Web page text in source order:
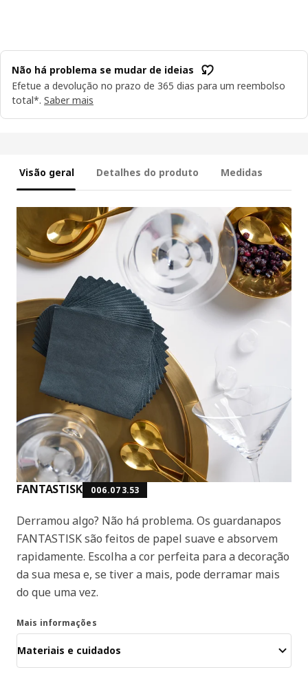
Não há problema se mudar de ideias
Efetue a devolução no prazo de 365 dias para um reembolso
total*. Saber mais
Visão geral Detalhes do produto Medidas
FANTASTISK 006.073.53
Derramou algo? Não há problema. Os guardanapos
FANTASTISK são feitos de papel suave e absorvem
rapidamente. Escolha a cor perfeita para a decoração
da sua mesa e, se tiver a mais, pode derramar mais
do que uma vez.
Mais informações
Materiais e cuidados